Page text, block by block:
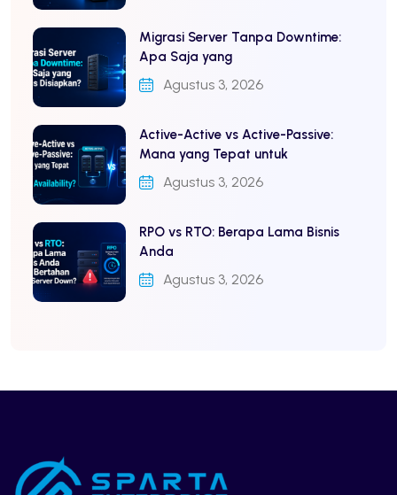
Migrasi Server Tanpa Downtime:
Apa Saja yang
Agustus 3, 2026
Active-Active vs Active-Passive:
Mana yang Tepat untuk
Agustus 3, 2026
RPO vs RTO: Berapa Lama Bisnis
Anda
Agustus 3, 2026